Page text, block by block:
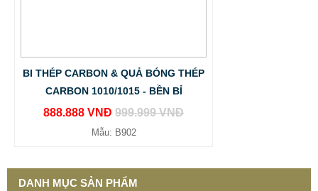
BI THÉP CARBON & QUẢ BÓNG THÉP
CARBON 1010/1015 - BỀN BỈ
888.888 VNĐ 999.999 VNĐ
Mẫu: B902
DANH MỤC SẢN PHẨM